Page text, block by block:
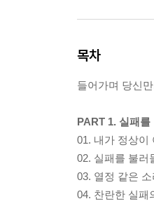
목차
들어가며 당신
PART 1. 실패
01. 내가 정상이
02. 실패를 불러
03. 열정 같은 소
04. 찬란한 실패